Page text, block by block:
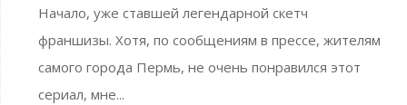
Начало, уже ставшей легендарной скетч
франшизы. Хотя, по сообщениям в прессе, жителям
самого города Пермь, не очень понравился этот
сериал, мне...